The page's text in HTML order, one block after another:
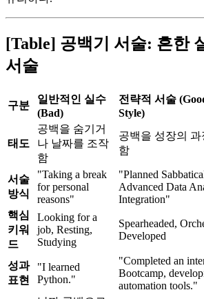
[Table] 공백기 서술: 흔한
서술
구분
일반적인 실수
(Bad)
전략적 서술
Style)
태도
공백을 숨기거
나 날짜를 조작
함
공백을 성장의 과
함
서술
방식
"Taking a break
for personal
reasons"
"Planned
Advanced Data
Integration"
핵심
키워
드
Looking for a
job, Resting,
Studying
Spearheaded,
Developed
성과
표현
"I learned
Python."
"Completed an
Bootcamp,
automation tools."